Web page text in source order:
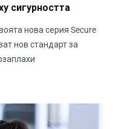
сигурността
нова серия Secure
нов стандарт за